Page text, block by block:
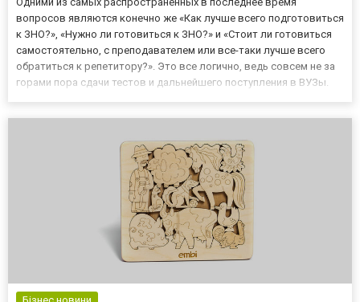
вопросов являются конечно же «Как лучше всего подготовиться
к ЗНО?», «Нужно ли готовиться к ЗНО?» и «Стоит ли готовиться
самостоятельно, с преподавателем или все-таки лучше всего
обратиться к репетитору?». Это все логично, ведь совсем не за
горами пора сдачи тестов и дальнейшего поступления в ВУЗы.